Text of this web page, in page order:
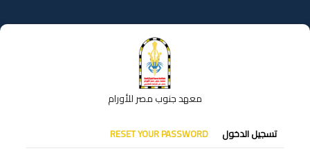
إلى
المحتوى
معهد جنوب مصر للأورام
التبويبات
تسجيل الدخول RESET YOUR PASSWORD